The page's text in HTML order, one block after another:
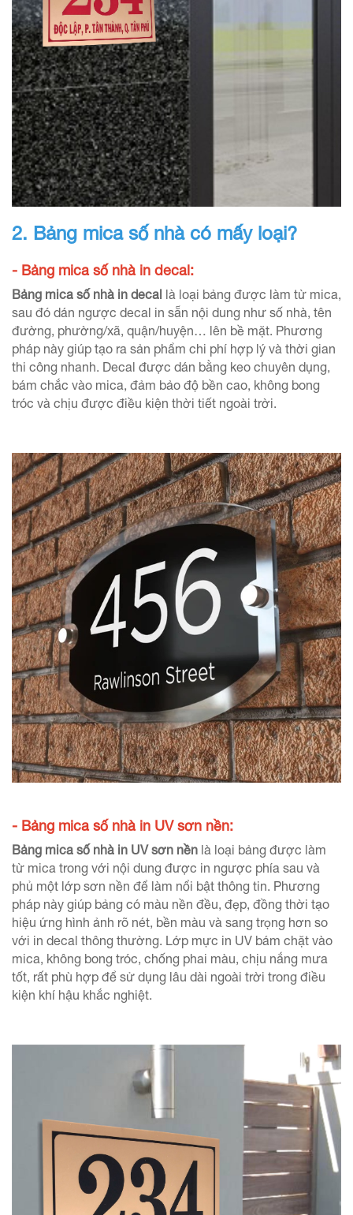
2. Bảng mica số nhà có mấy loại?
- Bảng mica số nhà in decal:
Bảng mica số nhà in decal là loại bảng được làm từ mica,
sau đó dán ngược decal in sẵn nội dung như số nhà, tên
đường, phường/xã, quận/huyện… lên bề mặt. Phương
pháp này giúp tạo ra sản phẩm chi phí hợp lý và thời gian
thi công nhanh. Decal được dán bằng keo chuyên dụng,
bám chắc vào mica, đảm bảo độ bền cao, không bong
tróc và chịu được điều kiện thời tiết ngoài trời.
- Bảng mica số nhà in UV sơn nền:
Bảng mica số nhà in UV sơn nền là loại bảng được làm
từ mica trong với nội dung được in ngược phía sau và
phủ một lớp sơn nền để làm nổi bật thông tin. Phương
pháp này giúp bảng có màu nền đều, đẹp, đồng thời tạo
hiệu ứng hình ảnh rõ nét, bền màu và sang trọng hơn so
với in decal thông thường. Lớp mực in UV bám chặt vào
mica, không bong tróc, chống phai màu, chịu nắng mưa
tốt, rất phù hợp để sử dụng lâu dài ngoài trời trong điều
kiện khí hậu khắc nghiệt.